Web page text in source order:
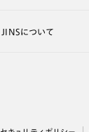
JINSについて